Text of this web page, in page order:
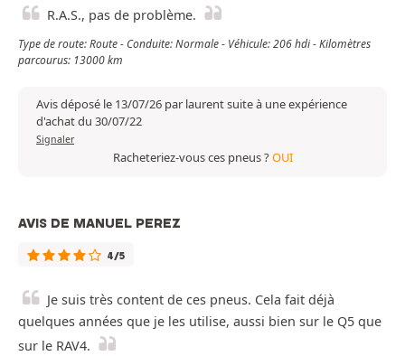
R.A.S., pas de problème.
Type de route: Route - Conduite: Normale - Véhicule: 206 hdi - Kilomètres
parcourus: 13000 km
Avis déposé le 13/07/26 par laurent suite à une expérience
d'achat du 30/07/22
Signaler
Racheteriez-vous ces pneus ?OUI
AVIS DE MANUEL PEREZ
4/5
Je suis très content de ces pneus. Cela fait déjà
quelques années que je les utilise, aussi bien sur le Q5 que
sur le RAV4.